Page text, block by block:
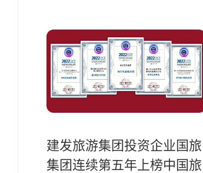
建发旅游集团投资企业国旅
集团连续第五年上榜中国旅